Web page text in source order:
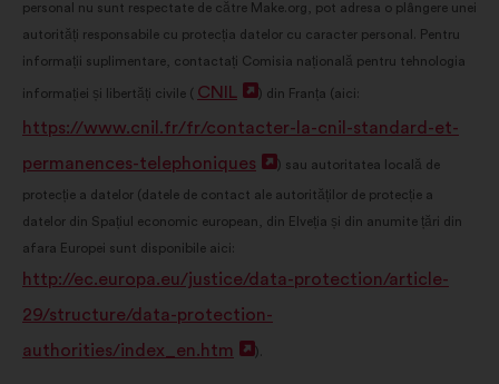
personal nu sunt respectate de către Make.org, pot adresa o plângere unei
autorități responsabile cu protecția datelor cu caracter personal. Pentru
informații suplimentare, contactați Comisia națională pentru tehnologia
informației și libertăți civile ( CNIL
Deschidere
într-
o
filă
) din Franța (aici:
https://www.cnil.fr/fr/contacter-la-cnil-standard-et-
permanences-telephoniques
Deschidere
într-
) sau autoritatea locală de
protecție a datelor (datele de contact ale autorităților de protecție a
datelor din Spațiul economic european, din Elveția și din anumite țări din
afara Europei sunt disponibile aici:
http://ec.europa.eu/justice/data-protection/article-
29/structure/data-protection-
authorities/index_en.htm
Deschidere
).